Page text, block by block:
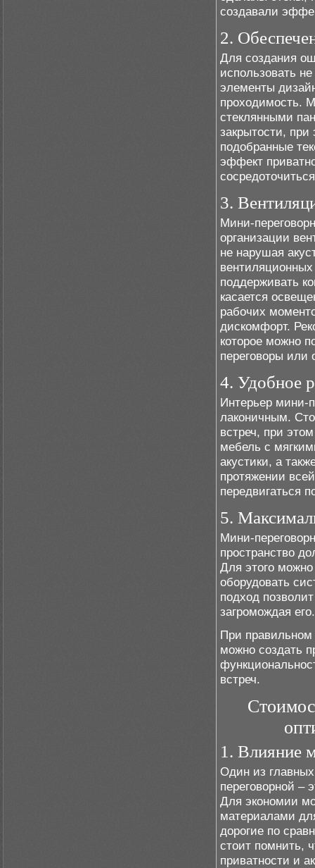
создавали
2.
Для создания
использовать
элементы
проходимость.
стеклянными
закрытости,
подобранные
эффект
3.
Мини-
организации
не нарушая
поддерживать
касается
рабочих
дискомфорт.
которое можно
переговоры или
4. Удобное
Интерьер мини-
лаконичным.
встреч, при
мебель с
акустики, а
протяжении
передвигаться
5.
Мини-
пространство
Для этого
оборудовать
подход
загромождая его.
При
можно создать
встреч.
1. Влияние
Один из
переговорной –
Для экономии
материалами
дорогие по
стоит помнить,
приватности и